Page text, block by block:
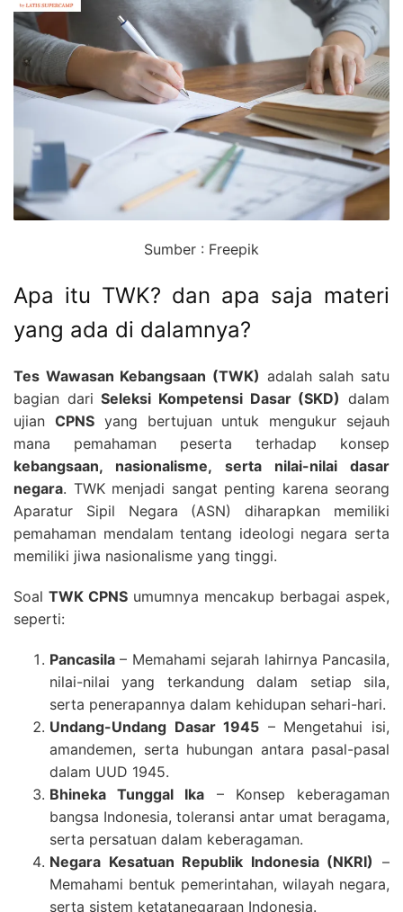
Sumber : Freepik
Apa itu TWK? dan apa saja materi
yang ada di dalamnya?
Tes Wawasan Kebangsaan (TWK) adalah salah satu
bagian dariSeleksi Kompetensi Dasar (SKD) dalam
ujian CPNSyang bertujuan untuk mengukur sejauh
mana pemahaman peserta terhadap konsep
kebangsaan, nasionalisme, serta nilai-nilai dasar
negara. TWK menjadi sangat penting karena seorang
Aparatur Sipil Negara (ASN) diharapkan memiliki
pemahaman mendalam tentang ideologi negara serta
memiliki jiwa nasionalisme yang tinggi.
Soal TWK CPNS umumnya mencakup berbagai aspek,
seperti:
Pancasila – Memahami sejarah lahirnya Pancasila,
nilai-nilai yang terkandung dalam setiap sila,
serta penerapannya dalam kehidupan sehari-hari.
Undang-Undang Dasar 1945 – Mengetahui isi,
amandemen, serta hubungan antara pasal-pasal
dalam UUD 1945.
Bhineka Tunggal Ika – Konsep keberagaman
bangsa Indonesia, toleransi antar umat beragama,
serta persatuan dalam keberagaman.
Negara Kesatuan Republik Indonesia (NKRI) –
Memahami bentuk pemerintahan, wilayah negara,
serta sistem ketatanegaraan Indonesia.